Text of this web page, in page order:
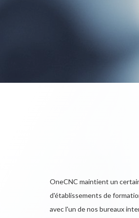
OneCNC maintient un
d'établissements de
avec l'un de nos bureaux